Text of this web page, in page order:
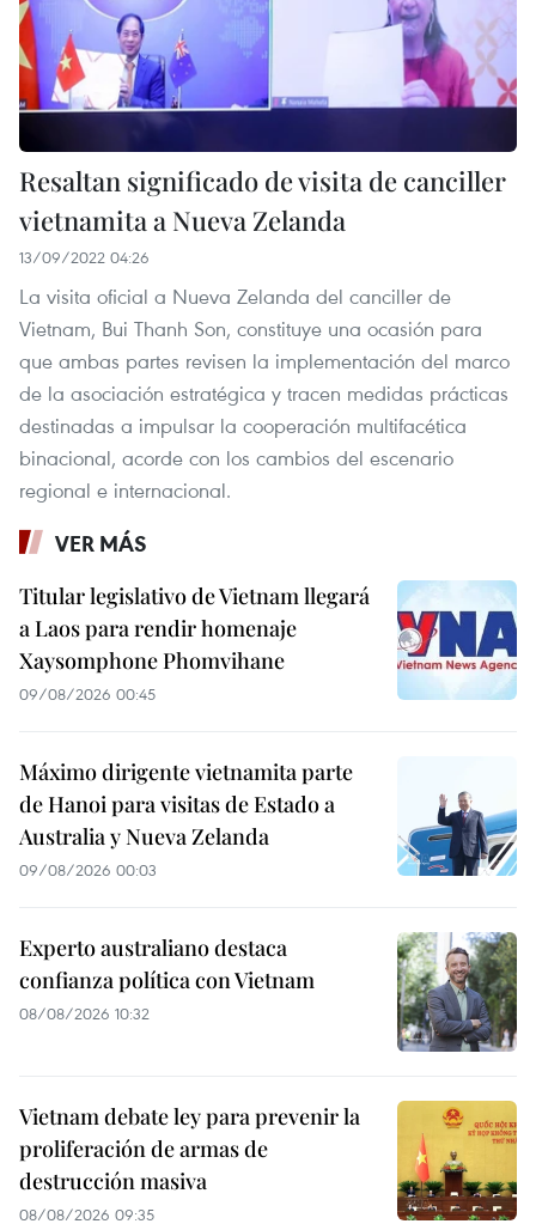
Resaltan significado de visita de canciller
vietnamita a Nueva Zelanda
13/09/2022 04:26
La visita oficial a Nueva Zelanda del canciller de
Vietnam, Bui Thanh Son, constituye una ocasión para
que ambas partes revisen la implementación del marco
de la asociación estratégica y tracen medidas prácticas
destinadas a impulsar la cooperación multifacética
binacional, acorde con los cambios del escenario
regional e internacional.
VER MÁS
Titular legislativo de Vietnam llegará
a Laos para rendir homenaje
Xaysomphone Phomvihane
09/08/2026 00:45
Máximo dirigente vietnamita parte
de Hanoi para visitas de Estado a
Australia y Nueva Zelanda
09/08/2026 00:03
Experto australiano destaca
confianza política con Vietnam
08/08/2026 10:32
Vietnam debate ley para prevenir la
proliferación de armas de
destrucción masiva
08/08/2026 09:35